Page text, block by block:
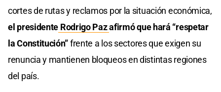
cortes de rutas y reclamos por la situación económica,
el presidente Rodrigo Pazafirmó que hará “respetar
la Constitución”frente a los sectores que exigen su
renuncia y mantienen bloqueos en distintas regiones
del país.